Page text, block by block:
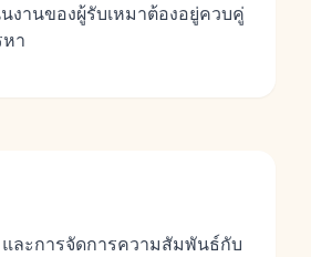
งานของผู้รับเหมาต้องอยู่ควบคู่
า
และการจัดการความสัมพันธ์กับ